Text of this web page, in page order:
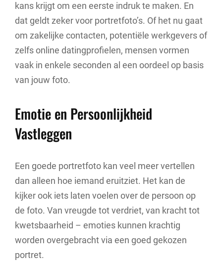
kans krijgt om een eerste indruk te maken. En
dat geldt zeker voor portretfoto’s. Of het nu gaat
om zakelijke contacten, potentiële werkgevers of
zelfs online datingprofielen, mensen vormen
vaak in enkele seconden al een oordeel op basis
van jouw foto.
Emotie en Persoonlijkheid
Vastleggen
Een goede portretfoto kan veel meer vertellen
dan alleen hoe iemand eruitziet. Het kan de
kijker ook iets laten voelen over de persoon op
de foto. Van vreugde tot verdriet, van kracht tot
kwetsbaarheid – emoties kunnen krachtig
worden overgebracht via een goed gekozen
portret.